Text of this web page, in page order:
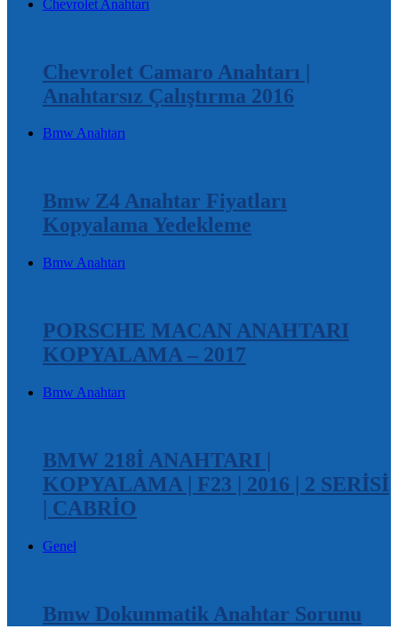
Chevrolet Anahtarı
Chevrolet Camaro Anahtarı |
Anahtarsız Çalıştırma 2016
Bmw Anahtarı
Bmw Z4 Anahtar Fiyatları
Kopyalama Yedekleme
Bmw Anahtarı
PORSCHE MACAN ANAHTARI
KOPYALAMA – 2017
Bmw Anahtarı
BMW 218İ ANAHTARI |
KOPYALAMA | F23 | 2016 | 2 SERİSİ
| CABRİO
Genel
Bmw Dokunmatik Anahtar Sorunu